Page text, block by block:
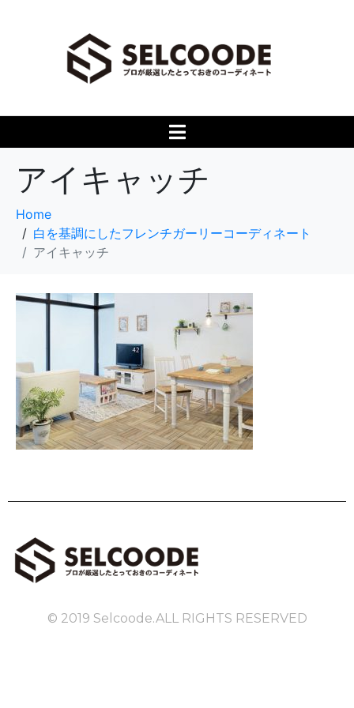
アイキャッチ
Home
白を基調にしたフレンチガーリーコーディネート
アイキャッチ
© 2019 Selcoode.ALL RIGHTS RESERVED